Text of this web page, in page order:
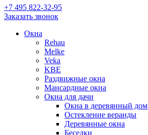
+7 495 822-32-95
Заказать звонок
Окна
Rehau
Melke
Veka
KBE
Раздвижные окна
Мансардные окна
Окна для дачи
Окна в деревянный дом
Остекление веранды
Деревянные окна
Беседки